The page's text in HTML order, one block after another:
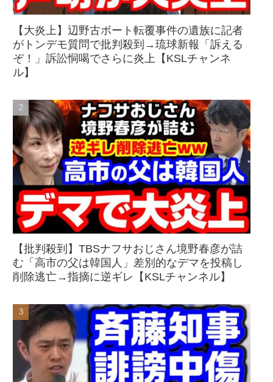
【大炎上】辺野古ボート転覆事件の遺族に記者
がトンデモ質問で批判殺到→琉球新報「訴える
ぞ！」訴訟恫喝でさらに炎上【KSLチャンネ
ル】
【批判殺到】TBSナフサおじさん境野春彦が詰
む「高市の父は韓国人」差別的なデマを投稿し
削除逃亡→指摘に逆ギレ【KSLチャンネル】